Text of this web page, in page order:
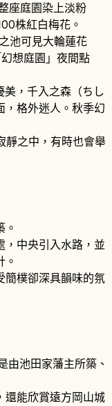
座庭園染上淡粉
株紅白梅花。
池可見大輪蓮花
想庭園」夜間點
美，千入之森（ちし
，格外迷人。秋季幻
靜之中，有時也會舉
，中央引入水路，並
簡樸卻深具韻味的氛
由池田家藩主所築、
還能欣賞遠方岡山城